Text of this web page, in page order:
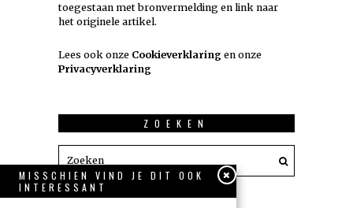
toegestaan met bronvermelding en link naar
het originele artikel.
Lees ook onze Cookieverklaring en onze
Privacyverklaring
ZOEKEN
MISSCHIEN VIND JE DIT OOK
INTERESSANT